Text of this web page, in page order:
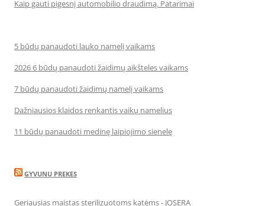
Kaip gauti pigesnį automobilio draudimą. Patarimai
5 būdų panaudoti lauko namelį vaikams
2026 6 būdų panaudoti žaidimų aikšteles vaikams
7 būdų panaudoti žaidimų namelį vaikams
Dažniausios klaidos renkantis vaikų namelius
11 būdų panaudoti medinę laipiojimo sienelę
GYVUNU PREKES
Geriausias maistas sterilizuotoms katėms - JOSERA